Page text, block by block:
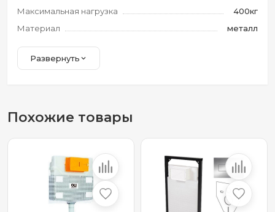
Максимальная нагрузка
400кг
Материал
металл
Развернуть
Похожие товары